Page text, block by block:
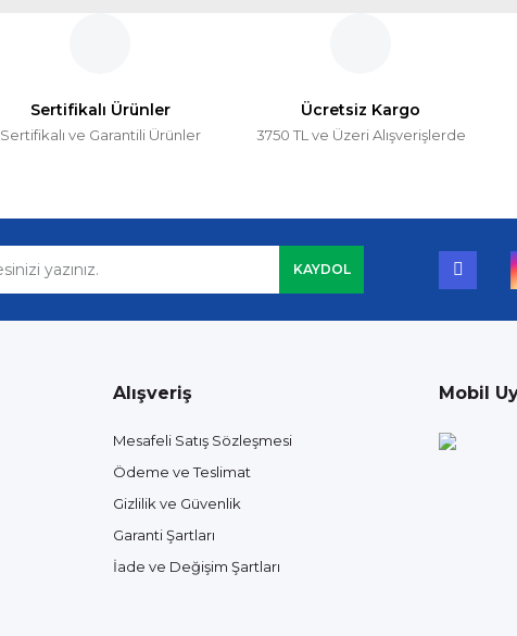
Sertifikalı Ürünler
Sertifikalı ve Garantili Ürünler
Ücretsiz Kargo
3750 TL ve Üzeri Alışverişlerde
KAYDOL
Alışveriş
Mesafeli Satış Sözleşmesi
Ödeme ve Teslimat
Gizlilik ve Güvenlik
Garanti Şartları
İade ve Değişim Şartları
Mobil